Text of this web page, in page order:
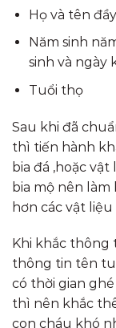
Họ và tên
Năm sinh
sinh và ngày
Tuổi thọ
Sau khi đã
thì tiến hành
bia đá ,hoặc
bia mộ nên làm
hơn các vật liệu
Khi khắc thông
thông tin tên
có thời gian
thì nên khắc
con cháu khó